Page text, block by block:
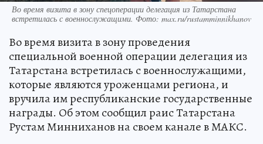
Во время визита в зону спецоперации делегация из Татарстана
встретилась с военнослужащими. Фото: max.ru/rustamminnikhanov
Во время визита в зону проведения
специальной военной операции делегация из
Татарстана встретилась с военнослужащими,
которые являются уроженцами региона, и
вручила им республиканские государственные
награды. Об этом сообщил раис Татарстана
Рустам Минниханов на своем канале в МАКС.